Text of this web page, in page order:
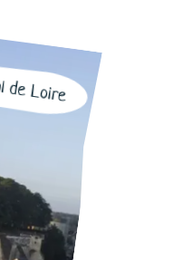
Loire